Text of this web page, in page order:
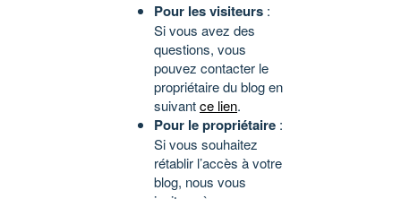
Pour les visiteurs :
Si vous avez des
questions, vous
pouvez contacter le
propriétaire du blog en
suivantce lien.
Pour le propriétaire :
Si vous souhaitez
rétablir l’accès à votre
blog, nous vous